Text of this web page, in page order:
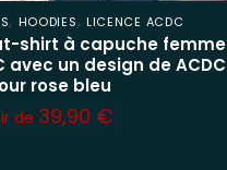
, HOODIES, LICENCE ACDC
shirt à capuche femme
avec un design de ACDC
rose bleu
de 39,90 €